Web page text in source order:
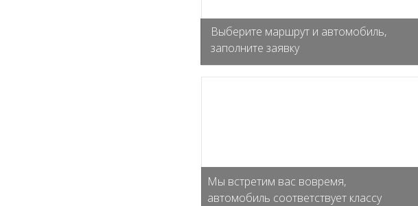
Выберите маршрут и автомобиль,
заполните заявку
Мы встретим вас вовремя,
автомобиль соответствует классу